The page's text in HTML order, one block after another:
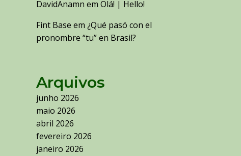
DavidAnamn em Olá! | Hello!
Fint Base em ¿Qué pasó con el
pronombre “tu” en Brasil?
Arquivos
junho 2026
maio 2026
abril 2026
fevereiro 2026
janeiro 2026